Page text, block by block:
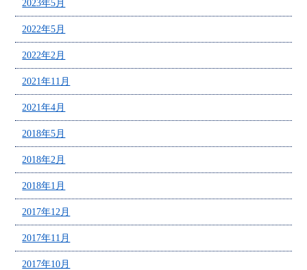
2023年5月
2022年5月
2022年2月
2021年11月
2021年4月
2018年5月
2018年2月
2018年1月
2017年12月
2017年11月
2017年10月